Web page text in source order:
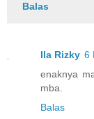
Balas
Ila Rizky 6
enaknya
mba.
Balas